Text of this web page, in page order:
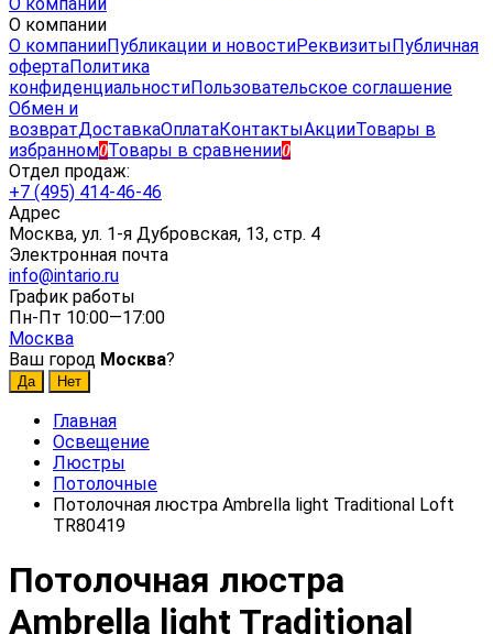
О компании
О компанииПубликации и новостиРеквизитыПубличная
офертаПолитика
конфиденциальностиПользовательское соглашение
Обмен и
возвратДоставкаОплатаКонтактыАкцииТовары в
избранном0Товары в сравнении0
Отдел продаж:
+7 (495) 414-46-46
Адрес
Москва, ул. 1-я Дубровская, 13, стр. 4
Электронная почта
info@intario.ru
График работы
Пн-Пт 10:00—17:00
Москва
Ваш город Москва?
Главная
Освещение
Люстры
Потолочные
Потолочная люстра Ambrella light Traditional Loft
TR80419
Потолочная люстра
Ambrella light Traditional